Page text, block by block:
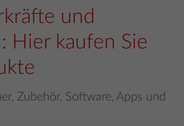
und
Hier kaufen Sie
Zubehör, Software, Apps und